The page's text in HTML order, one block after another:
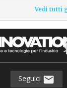
Vedi tutti
Seguici